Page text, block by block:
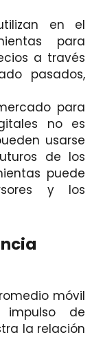
en el
para
a través
pasados,
para
no es
usarse
de los
puede
y los
móvil
de
la relación